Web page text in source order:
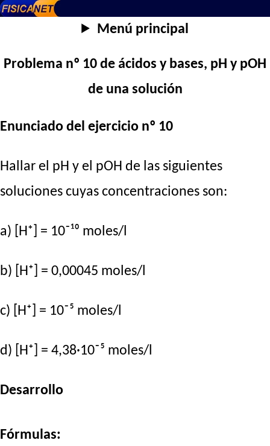
Menú principal
Problema nº 10 de ácidos y bases, pH y pOH
de una solución
Enunciado del ejercicio nº 10
Hallar el pH y el pOH de las siguientes
soluciones cuyas concentraciones son:
a) [H⁺] = 10⁻¹⁰ moles/l
b) [H⁺] = 0,00045 moles/l
c) [H⁺] = 10⁻⁵ moles/l
d) [H⁺] = 4,38·10⁻⁵ moles/l
Desarrollo
Fórmulas: